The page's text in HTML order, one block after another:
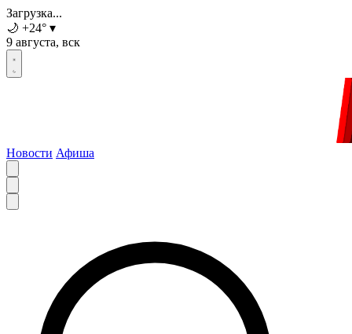
Загрузка...
🌙 +24° ▾
9 августа, вск
Новости Афиша